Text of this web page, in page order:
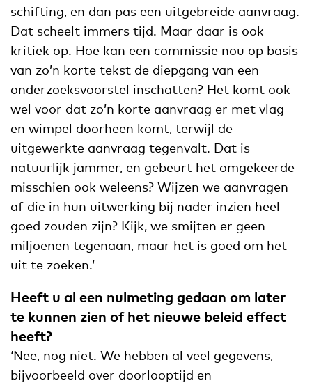
schifting, en dan pas een uitgebreide aanvraag.
Dat scheelt immers tijd. Maar daar is ook
kritiek op. Hoe kan een commissie nou op basis
van zo’n korte tekst de diepgang van een
onderzoeksvoorstel inschatten? Het komt ook
wel voor dat zo’n korte aanvraag er met vlag
en wimpel doorheen komt, terwijl de
uitgewerkte aanvraag tegenvalt. Dat is
natuurlijk jammer, en gebeurt het omgekeerde
misschien ook weleens? Wijzen we aanvragen
af die in hun uitwerking bij nader inzien heel
goed zouden zijn? Kijk, we smijten er geen
miljoenen tegenaan, maar het is goed om het
uit te zoeken.’
Heeft u al een nulmeting gedaan om later
te kunnen zien of het nieuwe beleid effect
heeft?
‘Nee, nog niet. We hebben al veel gegevens,
bijvoorbeeld over doorlooptijd en